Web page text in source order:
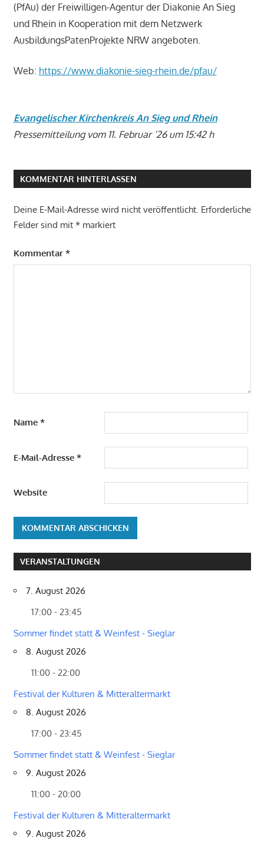
(PfAu) der Freiwilligen-Agentur der Diakonie An Sieg
und Rhein in Kooperation mit dem Netzwerk
AusbildungsPatenProjekte NRW angeboten.
Web: https://www.diakonie-sieg-rhein.de/pfau/
Evangelischer Kirchenkreis An Sieg und Rhein
Pressemitteilung vom 11. Februar ’26 um 15:42 h
KOMMENTAR HINTERLASSEN
Deine E-Mail-Adresse wird nicht veröffentlicht. Erforderliche
Felder sind mit *markiert
Kommentar *
Name *
E-Mail-Adresse *
Website
VERANSTALTUNGEN
7. August 2026
17:00 - 23:45
Sommer findet statt & Weinfest - Sieglar
8. August 2026
11:00 - 22:00
Festival der Kulturen & Mitteraltermarkt
8. August 2026
17:00 - 23:45
Sommer findet statt & Weinfest - Sieglar
9. August 2026
11:00 - 20:00
Festival der Kulturen & Mitteraltermarkt
9. August 2026